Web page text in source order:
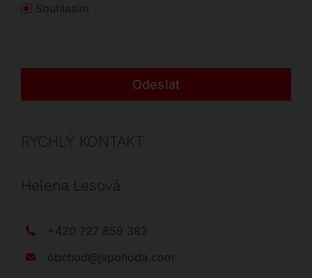
Souhlasím
Odeslat
RYCHLÝ KONTAKT
Helena Lesová
+420 727 859 382
obchod@jvpohoda.com